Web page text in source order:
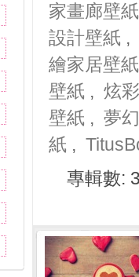
家畫廊壁紙
設計壁紙 ,
繪家居壁紙
壁紙 , 炫
壁紙 , 夢
紙 ,
專輯數: